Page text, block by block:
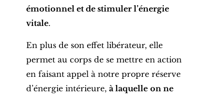
émotionnel et de stimuler l’énergie
vitale.
En plus de son effet libérateur, elle
permet au corps de se mettre en action
en faisant appel à notre propre réserve
d’énergie intérieure, à laquelle on ne